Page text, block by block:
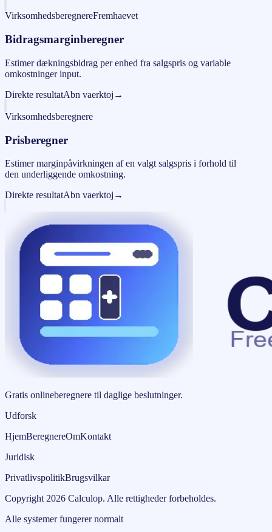
VirksomhedsberegnereFremhaevet
Bidragsmarginberegner
Estimer dækningsbidrag per enhed fra salgspris og variable
omkostninger input.
Direkte resultatAbn vaerktoj →
Virksomhedsberegnere
Prisberegner
Estimer marginpåvirkningen af en valgt salgspris i forhold til
den underliggende omkostning.
Direkte resultatAbn vaerktoj →
Gratis onlineberegnere til daglige beslutninger.
Udforsk
HjemBeregnereOmKontakt
Juridisk
PrivatlivspolitikBrugsvilkar
Copyright 2026 Calculop. Alle rettigheder forbeholdes.
Alle systemer fungerer normalt